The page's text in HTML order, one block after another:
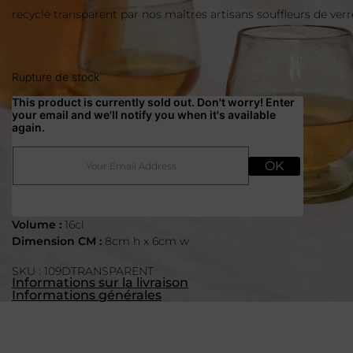
recyclé transparent par nos maîtres artisans souffleurs de
Rupture de stock
This product is currently sold out. Don't worry! Enter
your email and we'll notify you when it's available
again.
OK
Volume : 16cl
Dimension CM : 8cm h x 6cm w
SKU : 109DTRANSPARENT
Informations sur la livraison
Informations générales